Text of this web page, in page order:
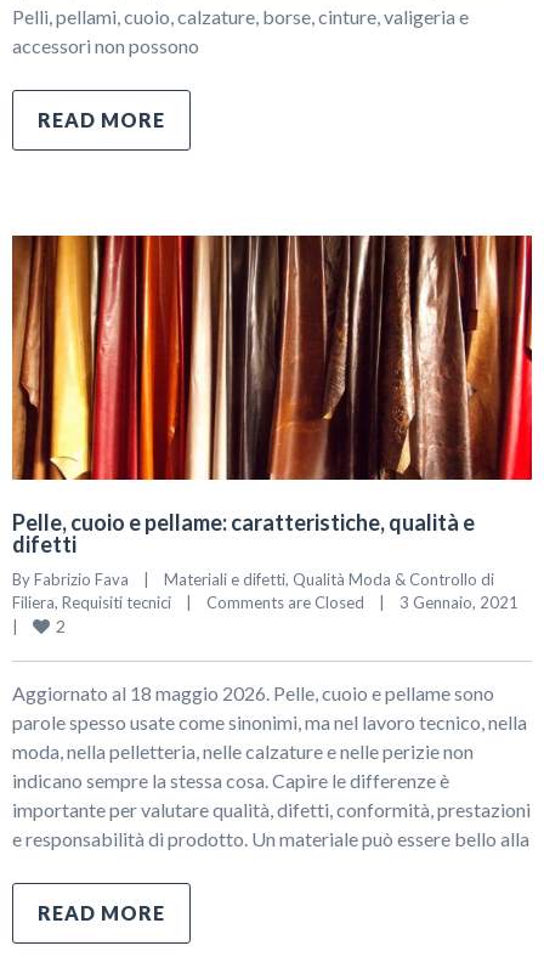
Pelli, pellami, cuoio, calzature, borse, cinture, valigeria e
accessori non possono
READ MORE
Pelle, cuoio e pellame: caratteristiche, qualità e
difetti
By Fabrizio Fava Materiali e difetti, Qualità Moda & Controllo di
Filiera, Requisiti tecnici Comments are Closed
2
Aggiornato al 18 maggio 2026. Pelle, cuoio e pellame sono
parole spesso usate come sinonimi, ma nel lavoro tecnico, nella
moda, nella pelletteria, nelle calzature e nelle perizie non
indicano sempre la stessa cosa. Capire le differenze è
importante per valutare qualità, difetti, conformità, prestazioni
e responsabilità di prodotto. Un materiale può essere bello alla
READ MORE